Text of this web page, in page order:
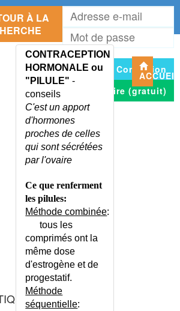
À LA
Connexion
S'inscrire (gratuit)
BIOLOGIQUES
BIOLOGIQUES
BIOLOGIQUES
- CONSEILS
DE L'ADULTE
DE L'ENFANT
PLATREE -
PLATREE -
D'URGENCE
D'URGENCE
DÉFINITIVE
CONTRACEPTION
HORMONALE ou
"PILULE" -
conseils
C'est un apport
d'hormones
proches de celles
qui sont sécrétées
par l'ovaire
Ce que renferment
les pilules:
Méthode combinée:
tous les
comprimés ont la
même dose
d'estrogène et de
progestatif.
Méthode
séquentielle: